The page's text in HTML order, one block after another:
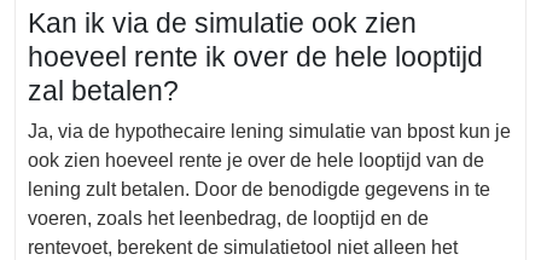
Kan ik via de simulatie ook zien
hoeveel rente ik over de hele looptijd
zal betalen?
Ja, via de hypothecaire lening simulatie van bpost kun je
ook zien hoeveel rente je over de hele looptijd van de
lening zult betalen. Door de benodigde gegevens in te
voeren, zoals het leenbedrag, de looptijd en de
rentevoet, berekent de simulatietool niet alleen het